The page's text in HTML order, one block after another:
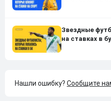
Звездные
на ставках в
Нашли ошибку? Сообщите